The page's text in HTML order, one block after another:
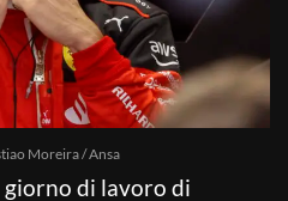
Moreira / Ansa
giorno di lavoro di